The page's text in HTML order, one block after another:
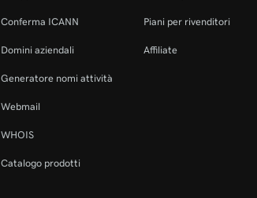
Conferma ICANN
Domini aziendali
Generatore nomi attività
Webmail
WHOIS
Catalogo prodotti
Piani per rivenditori
Affiliate